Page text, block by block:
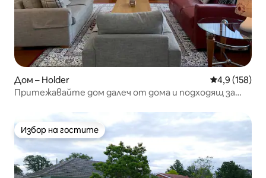
Дом – Holder Средна
4,9 (158)
Притежавайте дом далеч от дома и подходящ за
Избор на гостите
Избор на гостите